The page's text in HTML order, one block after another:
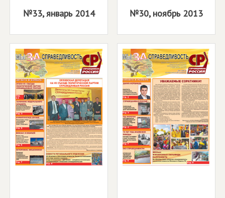
№33, январь 2014 №30, ноябрь 2013